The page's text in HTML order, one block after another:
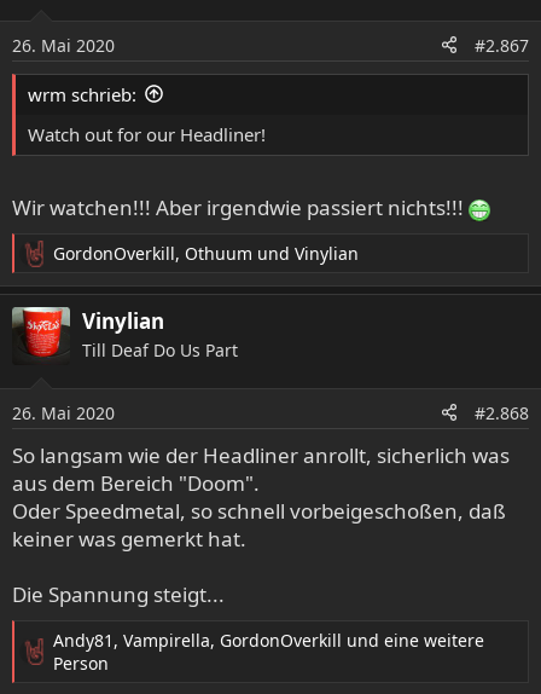
n
e
n
26. Mai 2020 #2.867
wrm schrieb:
Watch out for our Headliner!
Wir watchen!!! Aber irgendwie passiert nichts!!!
R
e
a
k
t
n
e
n
:
GordonOverkill, Othuum und Vinylian
Vinylian
Till Deaf Do Us Part
26. Mai 2020 #2.868
So langsam wie der Headliner anrollt, sicherlich was
aus dem Bereich "Doom".
Oder Speedmetal, so schnell vorbeigeschoßen, daß
keiner was gemerkt hat.
Die Spannung steigt...
R
Andy81 , Vampirella, GordonOverkill und eine weitere
Person